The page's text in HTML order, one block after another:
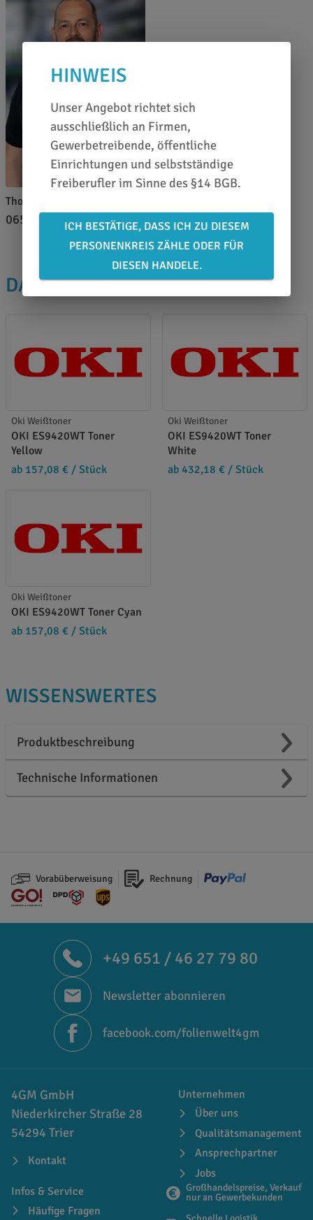
Thomas Pfeffer
0651 46 27 79 80
DAS PASST DAZU
Oki Weißtoner
OKI ES9420WT Toner
Yellow
ab 157,08 € / Stück
Oki Weißtoner
OKI ES9420WT Toner
White
ab 432,18 € / Stück
Oki Weißtoner
OKI ES9420WT Toner Cyan
ab 157,08 € / Stück
WISSENSWERTES
Produktbeschreibung
Technische Informationen
Vorabüberweisung Rechnung
+49 651 / 46 27 79 80
Newsletter abonnieren
facebook.com/folienwelt4gm
4GM GmbH
Niederkircher Straße 28
54294 Trier
Kontakt
Unternehmen
Über uns
Qualitätsmanagement
Ansprechpartner
Jobs
Infos & Service
Häufige Fragen
Großhandelspreise, Verkauf
nur an Gewerbekunden
HINWEIS
Unser Angebot richtet sich
ausschließlich an Firmen,
Gewerbetreibende, öffentliche
Einrichtungen und selbstständige
Freiberufler im Sinne des §14 BGB.
ICH BESTÄTIGE, DASS ICH ZU DIESEM
PERSONENKREIS ZÄHLE ODER FÜR
DIESEN HANDELE.